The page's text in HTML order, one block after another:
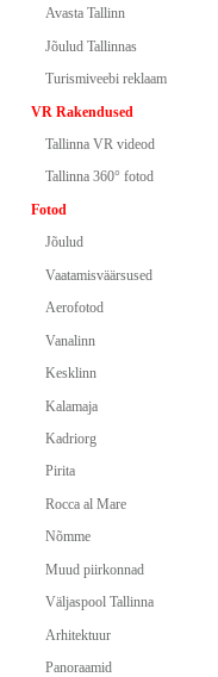
Avasta Tallinn
Jõulud Tallinnas
Turismiveebi reklaam
VR Rakendused
Tallinna VR videod
Tallinna 360° fotod
Fotod
Jõulud
Vaatamisväärsused
Aerofotod
Vanalinn
Kesklinn
Kalamaja
Kadriorg
Pirita
Rocca al Mare
Nõmme
Muud piirkonnad
Väljaspool Tallinna
Arhitektuur
Panoraamid